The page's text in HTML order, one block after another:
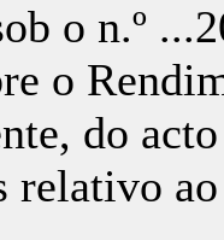
o n.º
o
do
relativo